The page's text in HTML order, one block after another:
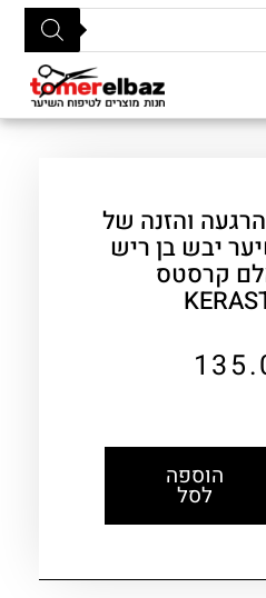
והזנה של
יבש בן ריש
קרסטס
הוספה
לסל